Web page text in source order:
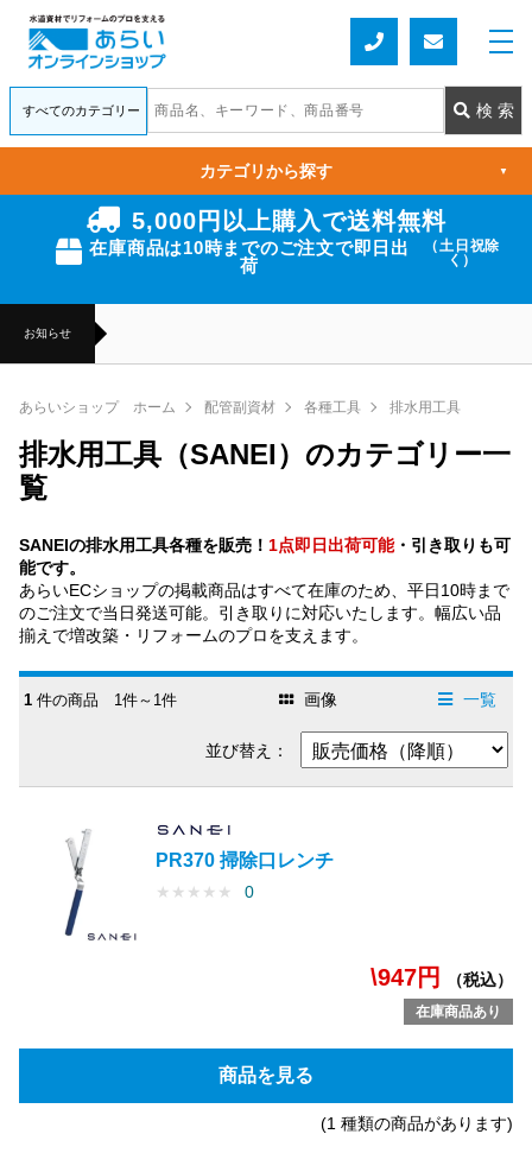
5,000円以上購入で送料無料
在庫商品は10時までのご注文で即日出
荷
（土日祝除
く）
お知らせ
カテゴリから探す ▼
あらいショップ ホーム 配管副資材 各種工具 排水用工具
排水用工具（SANEI）のカテゴリー一
覧
SANEIの排水用工具各種を販売！ 1点即日出荷可能・引き取りも可
能です。
あらいECショップの掲載商品はすべて在庫のため、平日10時まで
のご注文で当日発送可能。引き取りに対応いたします。幅広い品
揃えで増改築・リフォームのプロを支えます。
1 件の商品 1件～1件 画像 一覧
並び替え：
PR370 掃除口レンチ
★ ★ ★ ★ ★ 0
\947円 （税込）
在庫商品あり
商品を見る
(1 種類の商品があります)